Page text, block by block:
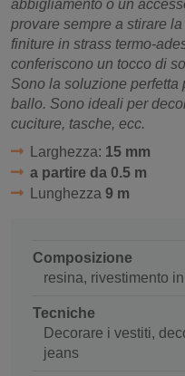
abbigliamento o un
provare sempre a stirare
finiture in strass termo-
conferiscono un tocco di
Sono la soluzione perfetta
ballo. Sono ideali per
cuciture, tasche, ecc.
Larghezza: 15 mm
a partire da 0.5 m
Lunghezza 9 m
Composizione
resina, rivestimento
Tecniche
Decorare i vestiti,
jeans